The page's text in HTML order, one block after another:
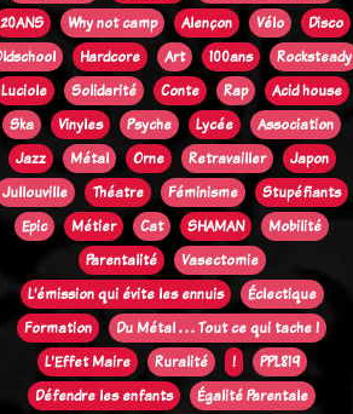
20ANS
Why not camp Alençon Vélo
Disco
Hardcore Art 100ans
Rocksteady
Luciole
Solidarité Conte Rap
Acid house
Ska
Vinyles Psyche Lycée
Association
Jazz
Métal Orne Retravailler
Japon
Jullouville
Théatre Féminisme
Stupéfiants
Epic
Métier Cat SHAMAN
Mobilité
Parentalité
Vasectomie
L’émission qui évite les ennuis
Éclectique
Formation
Du Métal . . . Tout ce qui tache !
L'Effet Maire
Ruralité !
PPL819
Défendre les enfants
Égalité Parentale